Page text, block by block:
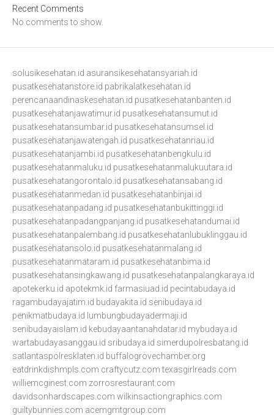
Recent Comments
No comments to show.
solusikesehatan.id asuransikesehatansyariah.id
pusatkesehatanstore.id pabrikalatkesehatan.id
perencanaandinaskesehatan.id pusatkesehatanbanten.id
pusatkesehatanjawatimur.id pusatkesehatansumut.id
pusatkesehatansumbar.id pusatkesehatansumsel.id
pusatkesehatanjawatengah.id pusatkesehatanriau.id
pusatkesehatanjambi.id pusatkesehatanbengkulu.id
pusatkesehatanmaluku.id pusatkesehatanmalukuutara.id
pusatkesehatangorontalo.id pusatkesehatansabang.id
pusatkesehatanmedan.id pusatkesehatanbinjai.id
pusatkesehatanpadang.id pusatkesehatanbukittinggi.id
pusatkesehatanpadangpanjang.id pusatkesehatandumai.id
pusatkesehatanpalembang.id pusatkesehatanlubuklinggau.id
pusatkesehatansolo.id pusatkesehatanmalang.id
pusatkesehatanmataram.id pusatkesehatanbima.id
pusatkesehatansingkawang.id pusatkesehatanpalangkaraya.id
apotekerku.id apotekmk.id farmasiuad.id pecintabudaya.id
ragambudayajatim.id budayakita.id senibudaya.id
penikmatbudaya.id lumbungbudayadermaji.id
senibudayaislam.id kebudayaantanahdatar.id mybudaya.id
wartabudayasanggau.id sribudaya.id simerdupolresbatang.id
satlantaspolresklaten.id buffalogrovechamber.org
eatdrinkdishmpls.com craftycutz.com texasgirlreads.com
williemcginest.com zorrosrestaurant.com
davidsonhardscapes.com wilkinsactiongraphics.com
guiltybunnies.com acemgmtgroup.com